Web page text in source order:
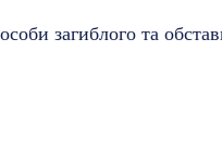
загиблого та